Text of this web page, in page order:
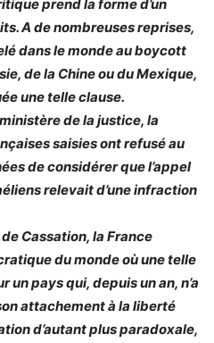
prend la forme d’un
A de nombreuses reprises,
dans le monde au boycott
de la Chine ou du Mexique,
une telle clause.
de la justice, la
saisies ont refusé au
de considérer que l’appel
relevait d’une infraction
Cassation, la France
du monde où une telle
pays qui, depuis un an, n’a
attachement à la liberté
d’autant plus paradoxale,